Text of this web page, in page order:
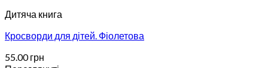
Дитяча книга
Кросворди для дітей. Фіолетова
55.00грн